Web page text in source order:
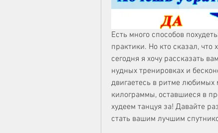
Есть много способов
практики. Но кто сказал,
сегодня я хочу рассказать
нудных тренировках и
двигаетесь в ритме любимых
килограммы, оставшиеся в
худеем танцуя за! Давайте
стать вашим лучшим